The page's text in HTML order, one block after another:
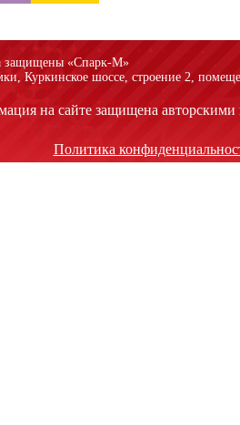
защищены «Спарк-M»
Куркинское шоссе, строение 2,
на сайте защищена
Политика